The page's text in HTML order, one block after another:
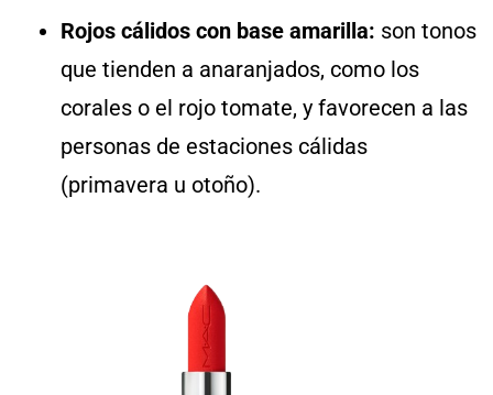
Rojos cálidos con base amarilla: son tonos
que tienden a anaranjados, como los
corales o el rojo tomate, y favorecen a las
personas de estaciones cálidas
(primavera u otoño).